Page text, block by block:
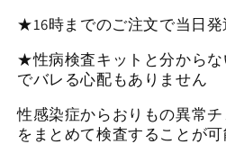
★16時までのご注文で当日発
★性病検査キットと分から
でバレる心配もありません
性感染症からおりもの異常
をまとめて検査することが可